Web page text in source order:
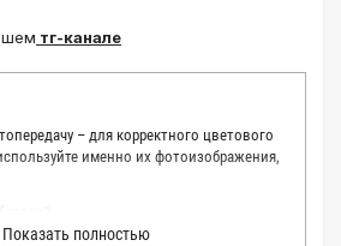
тг-канале
– для корректного цветового
именно их фотоизображения,
Показать полностью